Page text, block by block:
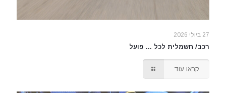
27 ביולי 2026
רכב/ חשמלית לכל … פועל
קראו עוד